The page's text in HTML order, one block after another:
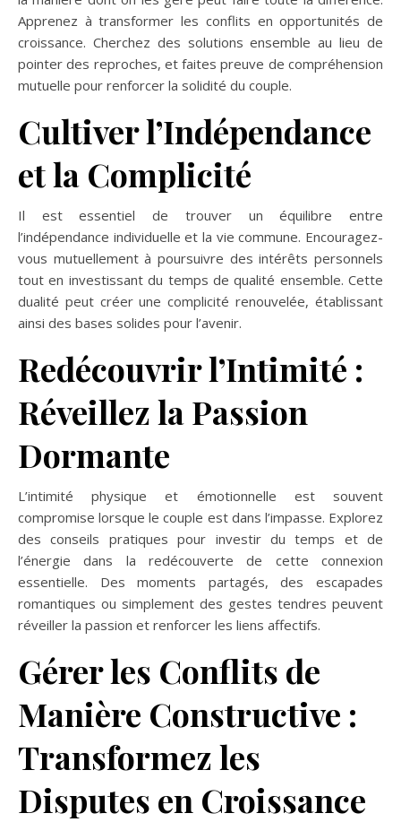
Apprenez à transformer les conflits en opportunités de
croissance. Cherchez des solutions ensemble au lieu de
pointer des reproches, et faites preuve de compréhension
mutuelle pour renforcer la solidité du couple.
Cultiver l’Indépendance
et la Complicité
Il est essentiel de trouver un équilibre entre
l’indépendance individuelle et la vie commune. Encouragez-
vous mutuellement à poursuivre des intérêts personnels
tout en investissant du temps de qualité ensemble. Cette
dualité peut créer une complicité renouvelée, établissant
ainsi des bases solides pour l’avenir.
Redécouvrir l’Intimité :
Réveillez la Passion
Dormante
L’intimité physique et émotionnelle est souvent
compromise lorsque le couple est dans l’impasse. Explorez
des conseils pratiques pour investir du temps et de
l’énergie dans la redécouverte de cette connexion
essentielle. Des moments partagés, des escapades
romantiques ou simplement des gestes tendres peuvent
réveiller la passion et renforcer les liens affectifs.
Gérer les Conflits de
Manière Constructive :
Transformez les
Disputes en Croissance